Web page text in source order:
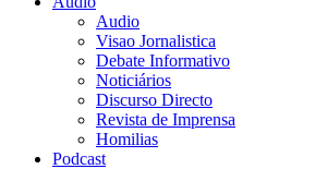
Audio
Visao Jornalistica
Debate Informativo
Noticiários
Discurso Directo
Revista de Imprensa
Homilias
Podcast